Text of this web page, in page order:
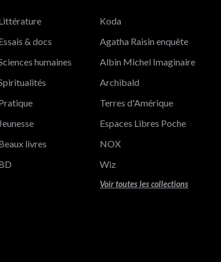
& docs
humaines
Jeunesse
livres
Koda
Agatha Raisin enquête
Albin Michel Imaginaire
Archibald
Terres d'Amérique
Espaces Libres Poche
NOX
Wiz
Voir toutes les collections